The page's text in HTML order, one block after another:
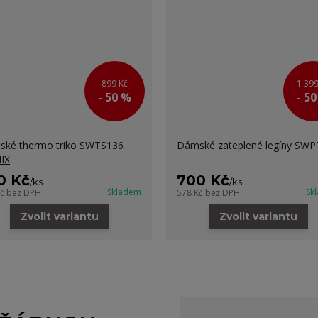
899 Kč
- 50 %
thermo triko SWTS136
Kč/ks
bez DPH Skladem
Zvolit variantu
1
-
Dámské zateplené legíny
700 Kč/ks
578 Kč bez DPH
Zvolit variantu